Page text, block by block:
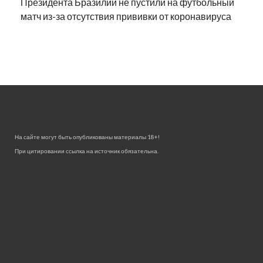
Президента Бразилии не пустили на футбольный
матч из-за отсутствия прививки от коронавируса
На сайте могут быть опубликованы материалы 18+!
При цитировании ссылка на источник обязательна.